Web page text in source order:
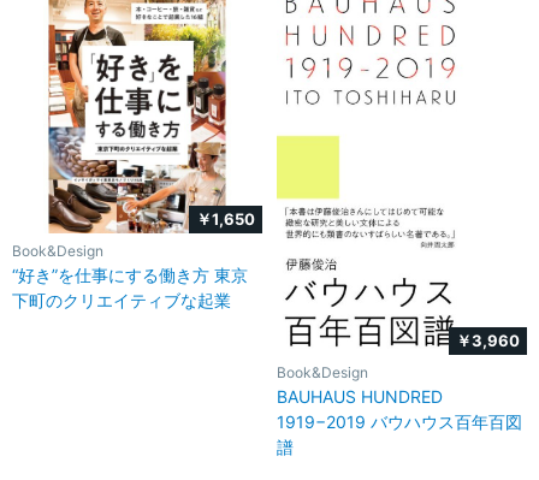
￥1,650
Book&Design
“好き”を仕事にする働き方 東京
下町のクリエイティブな起業
￥3,960
Book&Design
BAUHAUS HUNDRED
1919−2019 バウハウス百年百図
譜